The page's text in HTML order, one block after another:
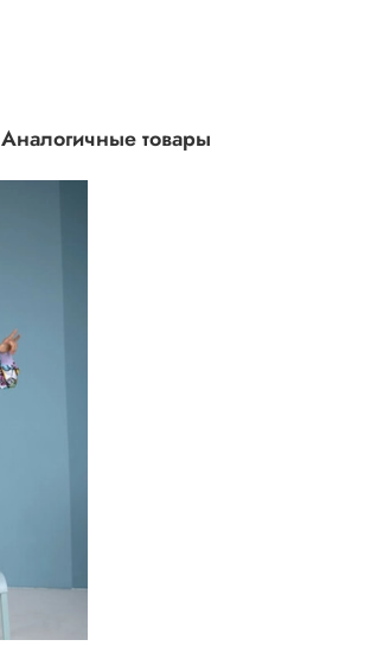
Аналогичные товары